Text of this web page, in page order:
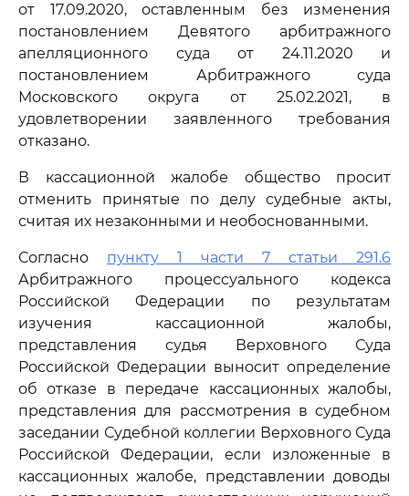
от 17.09.2020, оставленным без изменения
постановлением Девятого арбитражного
апелляционного суда от 24.11.2020 и
постановлением Арбитражного суда
Московского округа от 25.02.2021, в
удовлетворении заявленного требования
отказано.
В кассационной жалобе общество просит
отменить принятые по делу судебные акты,
считая их незаконными и необоснованными.
Согласно пункту 1 части 7 статьи 291.6
Арбитражного процессуального кодекса
Российской Федерации по результатам
изучения кассационной жалобы,
представления судья Верховного Суда
Российской Федерации выносит определение
об отказе в передаче кассационных жалобы,
представления для рассмотрения в судебном
заседании Судебной коллегии Верховного Суда
Российской Федерации, если изложенные в
кассационных жалобе, представлении доводы